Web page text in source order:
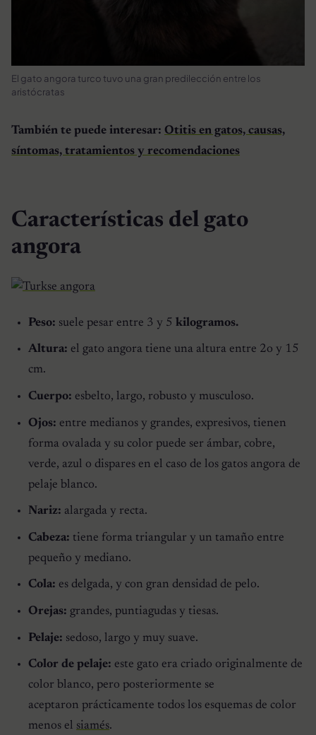
El gato angora turco tuvo una gran predilección entre los
aristócratas
También te puede interesar: Otitis en gatos, causas,
síntomas, tratamientos y recomendaciones
Características del gato
angora
Peso: suele pesar entre 3 y 5 kilogramos.
Altura: el gato angora tiene una altura entre 2o y 15
cm.
Cuerpo: esbelto, largo, robusto y musculoso.
Ojos: entre medianos y grandes, expresivos, tienen
forma ovalada y su color puede ser ámbar, cobre,
verde, azul o dispares en el caso de los gatos angora de
pelaje blanco.
Nariz: alargada y recta.
Cabeza: tiene forma triangular y un tamaño entre
pequeño y mediano.
Cola: es delgada, y con gran densidad de pelo.
Orejas: grandes, puntiagudas y tiesas.
Pelaje: sedoso, largo y muy suave.
Color de pelaje: este gato era criado originalmente de
color blanco, pero posteriormente se
aceptaron prácticamente todos los esquemas de color
menos el siamés.